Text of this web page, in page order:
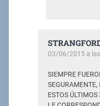
03/06/2015 a
SIEMPRE
ESTOS